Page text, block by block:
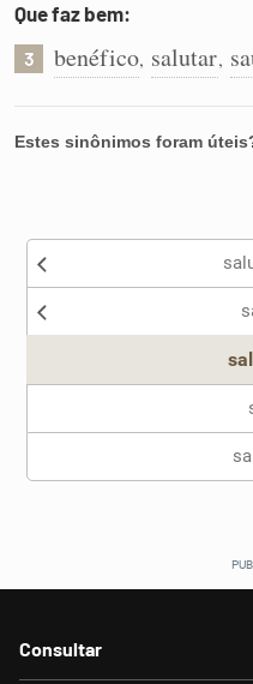
Caça-palavras
Que faz bem:
3 benéfico, salutar,
Estes sinônimos foram
Nenhum dos sinônimos
Consultar